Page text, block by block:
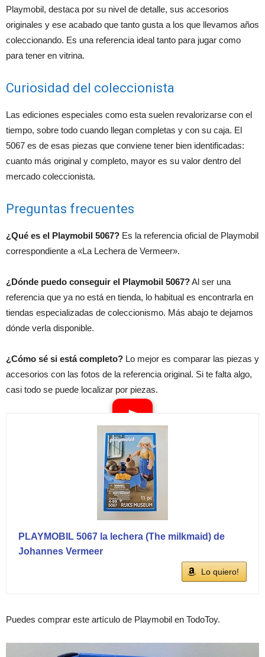
Playmobil, destaca por su nivel de detalle, sus accesorios
originales y ese acabado que tanto gusta a los que llevamos años
coleccionando. Es una referencia ideal tanto para jugar como
para tener en vitrina.
Curiosidad del coleccionista
Las ediciones especiales como esta suelen revalorizarse con el
tiempo, sobre todo cuando llegan completas y con su caja. El
5067 es de esas piezas que conviene tener bien identificadas:
cuanto más original y completo, mayor es su valor dentro del
mercado coleccionista.
Preguntas frecuentes
¿Qué es el Playmobil 5067? Es la referencia oficial de Playmobil
correspondiente a «La Lechera de Vermeer».
¿Dónde puedo conseguir el Playmobil 5067?Al ser una
referencia que ya no está en tienda, lo habitual es encontrarla en
tiendas especializadas de coleccionismo. Más abajo te dejamos
dónde verla disponible.
¿Cómo sé si está completo? Lo mejor es comparar las piezas y
accesorios con las fotos de la referencia original. Si te falta algo,
casi todo se puede localizar por piezas.
PLAYMOBIL 5067 la lechera (The milkmaid) de
Johannes Vermeer
Lo quiero!
Puedes comprar este artículo de Playmobil en TodoToy.